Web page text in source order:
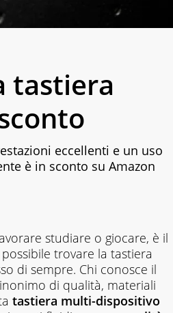
tastiera
eccellenti e un uso
è in sconto su Amazon
studiare o giocare, è il
trovare la tastiera
di sempre. Chi conosce il
di qualità, materiali
tastiera multi-dispositivo